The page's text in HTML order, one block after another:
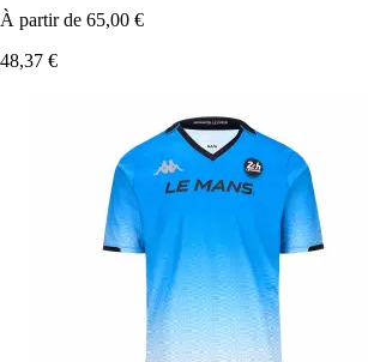
À partir de 65,00 €
48,37 €